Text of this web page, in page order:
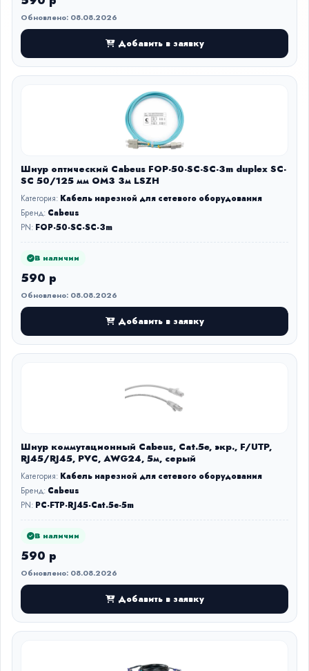
Обновлено: 08.08.2026
Добавить в заявку
Шнур оптический Cabeus FOP-50-SC-SC-3m duplex SC-
SC 50/125 мм OM3 3м LSZH
Категория: Кабель нарезной для сетевого оборудования
Бренд: Cabeus
PN: FOP-50-SC-SC-3m
В наличии
590 р
Обновлено: 08.08.2026
Добавить в заявку
Шнур коммутационный Cabeus, Cat.5e, экр., F/UTP,
RJ45/RJ45, PVC, AWG24, 5м, серый
Категория: Кабель нарезной для сетевого оборудования
Бренд: Cabeus
PN: PC-FTP-RJ45-Cat.5e-5m
В наличии
590 р
Обновлено: 08.08.2026
Добавить в заявку